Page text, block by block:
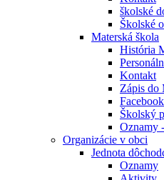
školské
Školské
Materská škola
História
Kontakt
Zápis do
Školský
Oznamy
Organizácie v obci
Jednota
Oznamy